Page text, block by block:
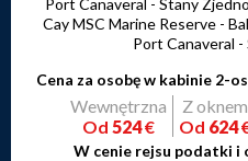
Cay MSC Marine Reserve -
Port Canaveral
Cena za osobę w kabinie 2-
Wewnętrzna
Od 524€
Z oknem
Od 624
W cenie rejsu podatki i